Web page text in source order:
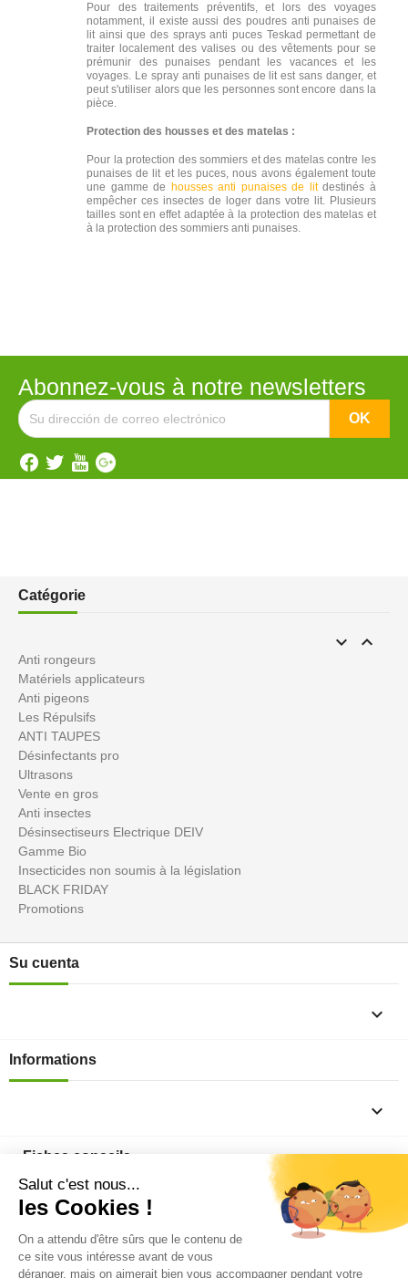
Pour des traitements préventifs, et lors des voyages
notamment, il existe aussi des poudres anti punaises de
lit ainsi que des sprays anti puces Teskad permettant de
traiter localement des valises ou des vêtements pour se
prémunir des punaises pendant les vacances et les
voyages. Le spray anti punaises de lit est sans danger, et
peut s'utiliser alors que les personnes sont encore dans la
pièce.
Protection des housses et des matelas :
Pour la protection des sommiers et des matelas contre les
punaises de lit et les puces, nous avons également toute
une gamme de housses anti punaises de litdestinés à
empêcher ces insectes de loger dans votre lit. Plusieurs
tailles sont en effet adaptée à la protection des matelas et
à la protection des sommiers anti punaises.
Abonnez-vous à notre newsletters
Catégorie
 
Anti rongeurs
Matériels applicateurs
Anti pigeons
Les Répulsifs
ANTI TAUPES
Désinfectants pro
Ultrasons
Vente en gros
Anti insectes
Désinsectiseurs Electrique DEIV
Gamme Bio
Insecticides non soumis à la législation
BLACK FRIDAY
Promotions
Su cuenta

Informations

Fiches conseils

Insecte